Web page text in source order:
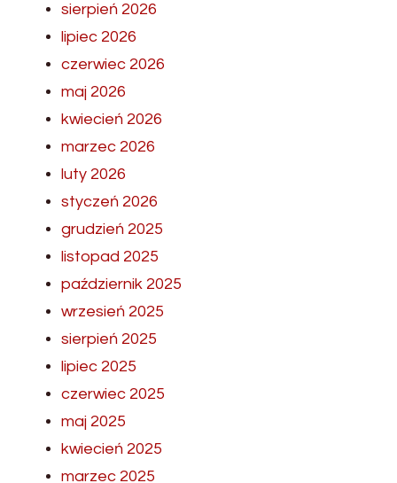
sierpień 2026
lipiec 2026
czerwiec 2026
maj 2026
kwiecień 2026
marzec 2026
luty 2026
styczeń 2026
grudzień 2025
listopad 2025
październik 2025
wrzesień 2025
sierpień 2025
lipiec 2025
czerwiec 2025
maj 2025
kwiecień 2025
marzec 2025